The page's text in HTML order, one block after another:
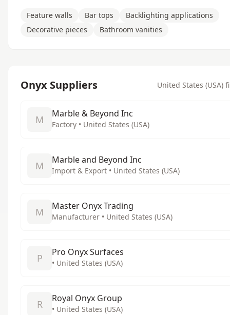
Feature walls Bar tops
Backlighting applications
Decorative pieces
Bathroom vanities
Onyx Suppliers United States (USA)
M Marble & Beyond Inc
Factory • United States (USA)
M Marble and Beyond Inc
Import & Export • United States (USA)
M Master Onyx Trading
Manufacturer • United States (USA)
P Pro Onyx Surfaces
• United States (USA)
R Royal Onyx Group
• United States (USA)